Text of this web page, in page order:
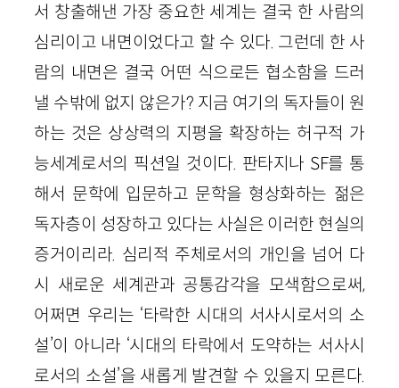
서 창출해낸 가장 중요한 세계는 결국 한 사람의
심리이고 내면이었다고 할 수 있다. 그런데 한 사
람의 내면은 결국 어떤 식으로든 협소함을 드러
낼 수밖에 없지 않은가? 지금 여기의 독자들이 원
하는 것은 상상력의 지평을 확장하는 허구적 가
능세계로서의 픽션일 것이다. 판타지나 SF를 통
해서 문학에 입문하고 문학을 형상화하는 젊은
독자층이 성장하고 있다는 사실은 이러한 현실의
증거이리라. 심리적 주체로서의 개인을 넘어 다
시 새로운 세계관과 공통감각을 모색함으로써,
어쩌면 우리는 ‘타락한 시대의 서사시로서의 소
설’이 아니라 ‘시대의 타락에서 도약하는 서사시
로서의 소설’을 새롭게 발견할 수 있을지 모른다.